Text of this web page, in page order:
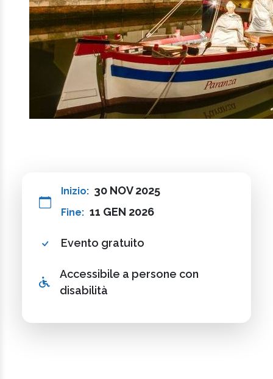
Inizio: 30 NOV 2025
Fine: 11 GEN 2026
Evento gratuito
Accessibile a persone con
disabilità